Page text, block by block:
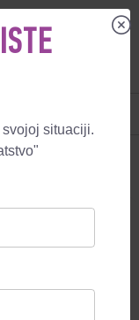
situaciji.